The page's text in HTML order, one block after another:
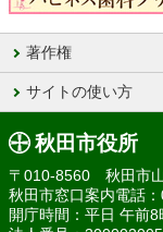
著作権
サイトの使い方
秋田市役所
〒010-8560 秋田市
秋田市窓口案内電話
開庁時間：平日 午前